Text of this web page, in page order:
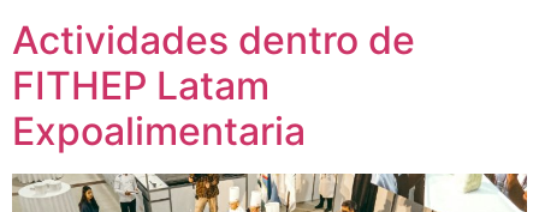
Actividades dentro de
FITHEP Latam
Expoalimentaria